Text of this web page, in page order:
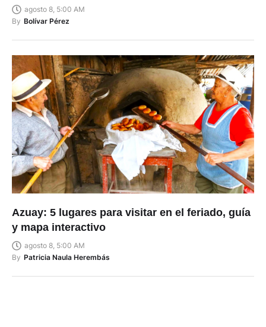
agosto 8, 5:00 AM
By Bolívar Pérez
Azuay: 5 lugares para visitar en el feriado, guía
y mapa interactivo
agosto 8, 5:00 AM
By Patricia Naula Herembás